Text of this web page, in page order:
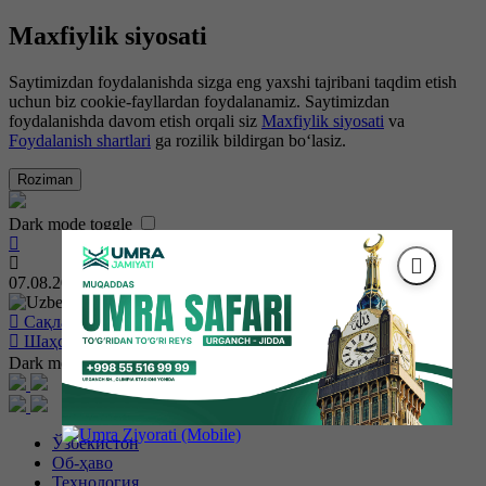
Maxfiylik siyosati
Saytimizdan foydalanishda sizga eng yaxshi tajribani taqdim etish
uchun biz cookie-fayllardan foydalanamiz. Saytimizdan
foydalanishda davom etish orqali siz Maxfiylik siyosati va
Foydalanish shartlari ga rozilik bildirgan bo‘lasiz.
Roziman
Dark mode toggle
07.08.2026 | 01:46:39
Ўзбекча
Сақланган ҳабарлар
Шаҳсий кабинет
Dark mode toggle
Ўзбекистон
Об-ҳаво
Технология